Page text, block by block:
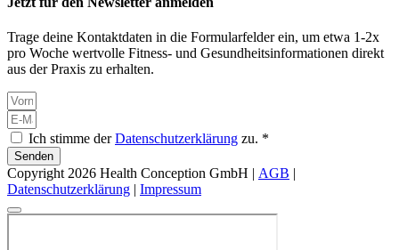
Trage deine Kontaktdaten in die Formularfelder ein, um etwa 1-2x
pro Woche wertvolle Fitness- und Gesundheitsinformationen direkt
aus der Praxis zu erhalten.
Ich stimme derDatenschutzerklärung zu. *
Senden
Copyright 2026 Health Conception GmbH | AGB |
Datenschutzerklärung | Impressum